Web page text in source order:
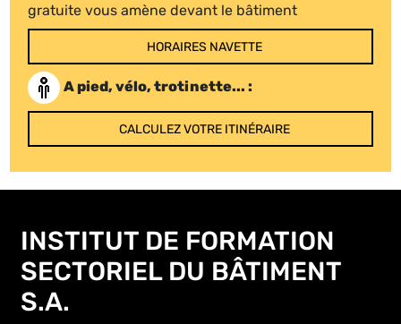
gratuite vous amène devant le bâtiment
HORAIRES NAVETTE
A pied, vélo, trotinette... :
CALCULEZ VOTRE ITINÉRAIRE
INSTITUT DE FORMATION
SECTORIEL DU BÂTIMENT
S.A.